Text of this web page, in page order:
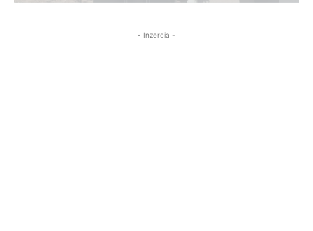
- Inzercia -